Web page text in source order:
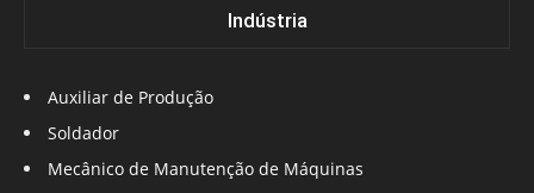
Indústria
Auxiliar de Produção
Soldador
Mecânico de Manutenção de Máquinas